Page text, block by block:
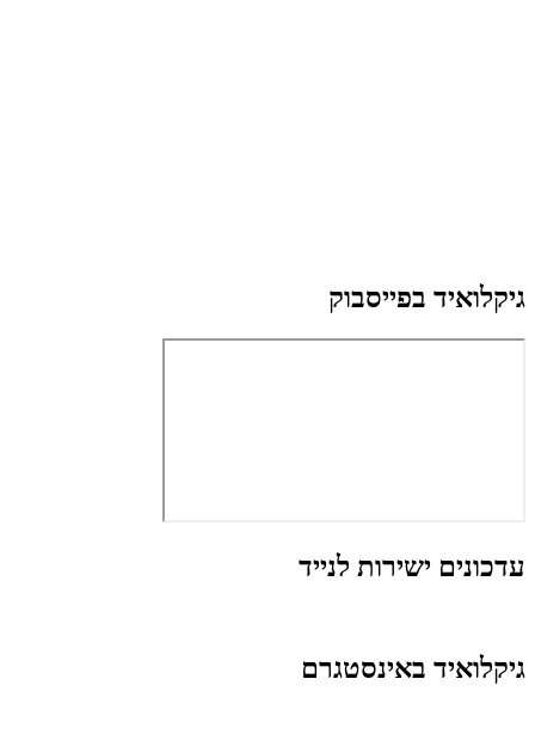
גיקלואיד בפייסבוק
עדכונים ישירות לנייד
גיקלואיד באינסטגרם